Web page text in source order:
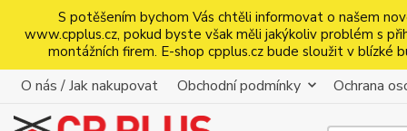
S potěšením bychom Vás chtěli informovat o našem
www.cpplus.cz, pokud byste však měli jakýkoliv problém s
montážních firem. E-shop cpplus.cz bude sloužit v blízké
O nás / Jak nakupovat Obchodní podmínky Ochrana